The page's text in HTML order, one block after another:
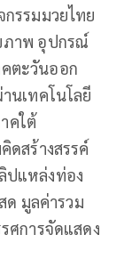
รรมมวยไทย
ภาพ อุปกรณ์
ตะวันออก
นเทคโนโลยี
คใต้
ดสร้างสรรค์
ปแหล่งท่อง
ด มูลค่ารวม
ศการจัดแสดง